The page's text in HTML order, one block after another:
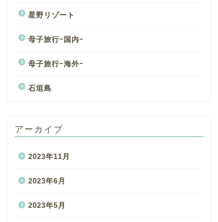
星野リゾート
母子旅行ｰ国内ｰ
母子旅行ｰ海外ｰ
石垣島
アーカイブ
2023年11月
2023年6月
2023年5月